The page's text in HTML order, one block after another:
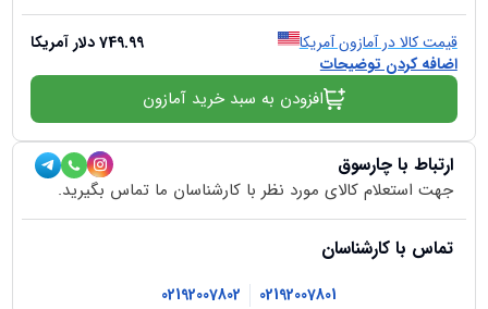
قیمت کالا در آمازون آمریکا 749.99دلار آمریکا
اضافه کردن توضیحات
افزودن به سبد خرید آمازون
ارتباط با چارسوق
جهت استعلام کالای مورد نظر با کارشناسان ما تماس بگیرید.
تماس با کارشناسان
02192007801
02192007802